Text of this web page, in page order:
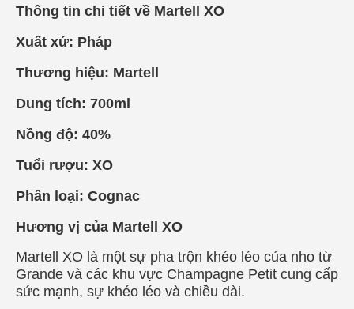
Thông tin chi tiết về Martell XO
Xuất xứ: Pháp
Thương hiệu: Martell
Dung tích: 700ml
Nồng độ: 40%
Tuổi rượu: XO
Phân loại: Cognac
Hương vị của Martell XO
Martell XO là một sự pha trộn khéo léo của nho từ
Grande và các khu vực Champagne Petit cung cấp
sức mạnh, sự khéo léo và chiều dài.